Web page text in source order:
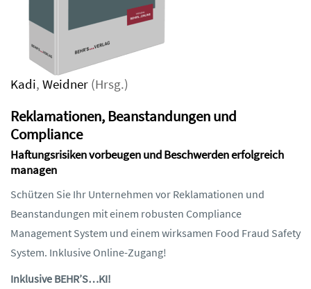
Kadi, Weidner (Hrsg.)
Reklamationen, Beanstandungen und
Compliance
Haftungsrisiken vorbeugen und Beschwerden erfolgreich
managen
Schützen Sie Ihr Unternehmen vor Reklamationen und
Beanstandungen mit einem robusten Compliance
Management System und einem wirksamen Food Fraud Safety
System. Inklusive Online-Zugang!
Inklusive BEHR’S…KI!